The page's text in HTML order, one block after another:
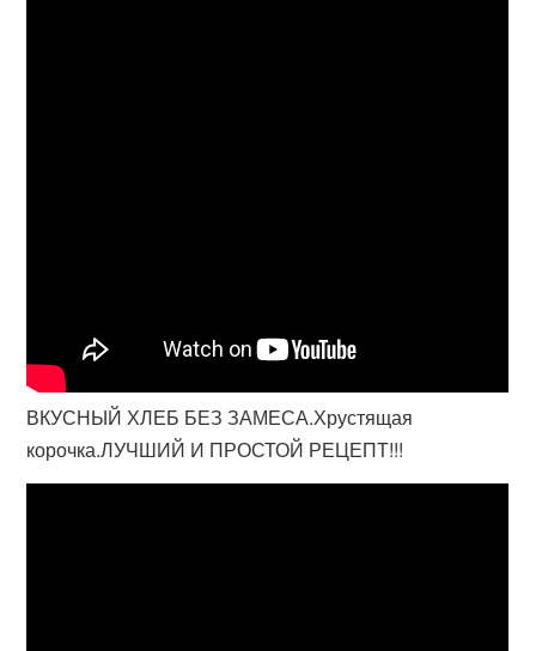
ВКУСНЫЙ ХЛЕБ БЕЗ ЗАМЕСА.Хрустящая
корочка.ЛУЧШИЙ И ПРОСТОЙ РЕЦЕПТ!!!